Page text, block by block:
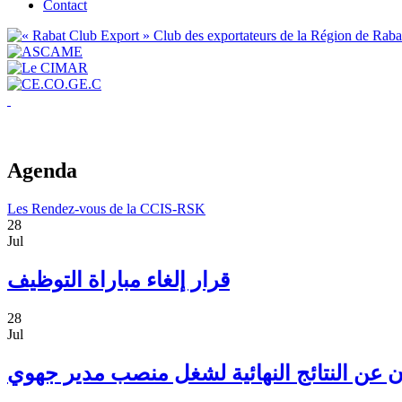
Contact
Agenda
Les Rendez-vous de la CCIS-RSK
28
Jul
قرار إلغاء مباراة التوظيف
28
Jul
عن النتائج النهائية لشغل منصب مدير جهوي